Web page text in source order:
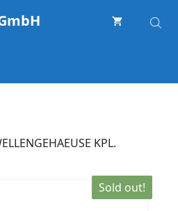
KPL.
Sold out!